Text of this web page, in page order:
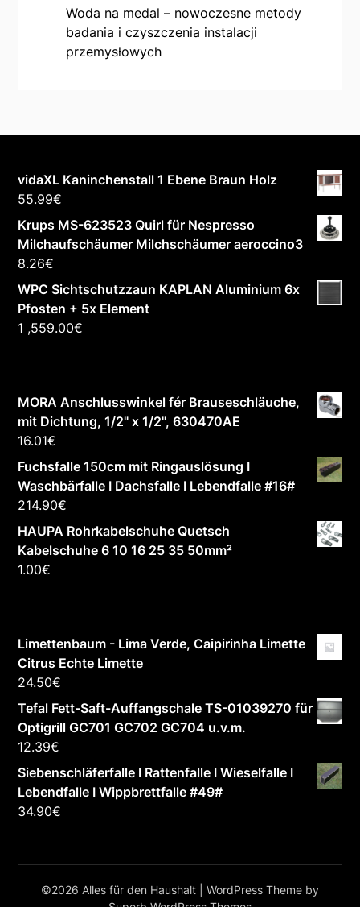
Woda na medal – nowoczesne metody
badania i czyszczenia instalacji
przemysłowych
vidaXL Kaninchenstall 1 Ebene Braun Holz
55.99€
Krups MS-623523 Quirl für Nespresso
Milchaufschäumer Milchschäumer aeroccino3
8.26€
WPC Sichtschutzzaun KAPLAN Aluminium 6x
Pfosten + 5x Element
1 ,559.00€
MORA Anschlusswinkel fér Brauseschläuche,
mit Dichtung, 1/2" x 1/2", 630470AE
16.01€
Fuchsfalle 150cm mit Ringauslösung I
Waschbärfalle I Dachsfalle I Lebendfalle #16#
214.90€
HAUPA Rohrkabelschuhe Quetsch
Kabelschuhe 6 10 16 25 35 50mm²
1.00€
Limettenbaum - Lima Verde, Caipirinha Limette
Citrus Echte Limette
24.50€
Tefal Fett-Saft-Auffangschale TS-01039270 für
Optigrill GC701 GC702 GC704 u.v.m.
12.39€
Siebenschläferfalle I Rattenfalle I Wieselfalle I
Lebendfalle I Wippbrettfalle #49#
34.90€
©2026 Alles für den Haushalt
| WordPress Theme by